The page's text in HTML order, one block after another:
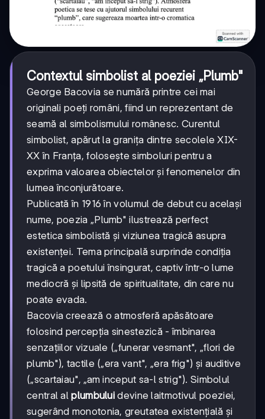
Contextul simbolist al poeziei „Plumb"
George Bacovia se numără printre cei mai
originali poeți români, fiind un reprezentant de
seamă al simbolismului românesc. Curentul
simbolist, apărut la granița dintre secolele XIX-
XX în Franța, folosește simboluri pentru a
exprima valoarea obiectelor și fenomenelor din
lumea înconjurătoare.
Publicată în 1916 în volumul de debut cu același
nume, poezia „Plumb" ilustrează perfect
estetica simbolistă și viziunea tragică asupra
existenței. Tema principală surprinde condiția
tragică a poetului însingurat, captiv într-o lume
mediocră și lipsită de spiritualitate, din care nu
poate evada.
Bacovia creează o atmosferă apăsătoare
folosind percepția sinestezică - îmbinarea
senzațiilor vizuale („funerar vesmant", „flori de
plumb"), tactile („era vant", „era frig") și auditive
(„scartaiau", „am inceput sa-l strig"). Simbolul
central alplumbului devine laitmotivul poeziei,
sugerând monotonia, greutatea existențială și